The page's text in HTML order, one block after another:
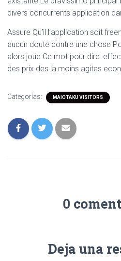
divers concurrents application
Assure Qu’il l’application soit
aucun doute contre une chose
alors joue Ce mot pour dire:
des prix des la moins agites
Categorías: MAIOTAKU VISITORS
0
Deja una